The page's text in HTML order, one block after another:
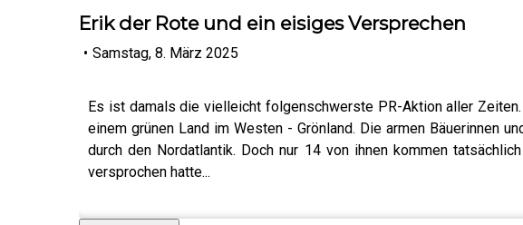
Erik der Rote und ein eisiges Versprechen
• Samstag, 8. März 2025
Es ist damals die vielleicht folgenschwerste PR-Aktion aller
einem grünen Land im Westen - Grönland. Die armen Bäuerinnen
durch den Nordatlantik. Doch nur 14 von ihnen kommen
versprochen hatte...